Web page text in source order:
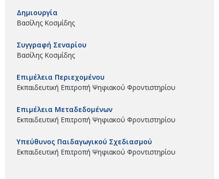
Δημιουργία
Βασίλης Κοσμίδης
Συγγραφή Σεναρίου
Βασίλης Κοσμίδης
Επιμέλεια Περιεχομένου
Εκπαιδευτική Επιτροπή Ψηφιακού Φροντιστηρίου
Επιμέλεια Μεταδεδομένων
Εκπαιδευτική Επιτροπή Ψηφιακού Φροντιστηρίου
Υπεύθυνος Παιδαγωγικού Σχεδιασμού
Εκπαιδευτική Επιτροπή Ψηφιακού Φροντιστηρίου